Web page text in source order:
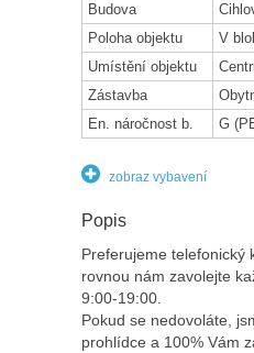
Budova
Poloha objektu
V
Umístění objektu
Zástavba
En. náročnost b.
G
zobraz vybavení
Popis
Preferujeme telefonický
rovnou nám zavolejte
9:00-19:00.
Pokud se nedovoláte,
prohlídce a 100% Vám